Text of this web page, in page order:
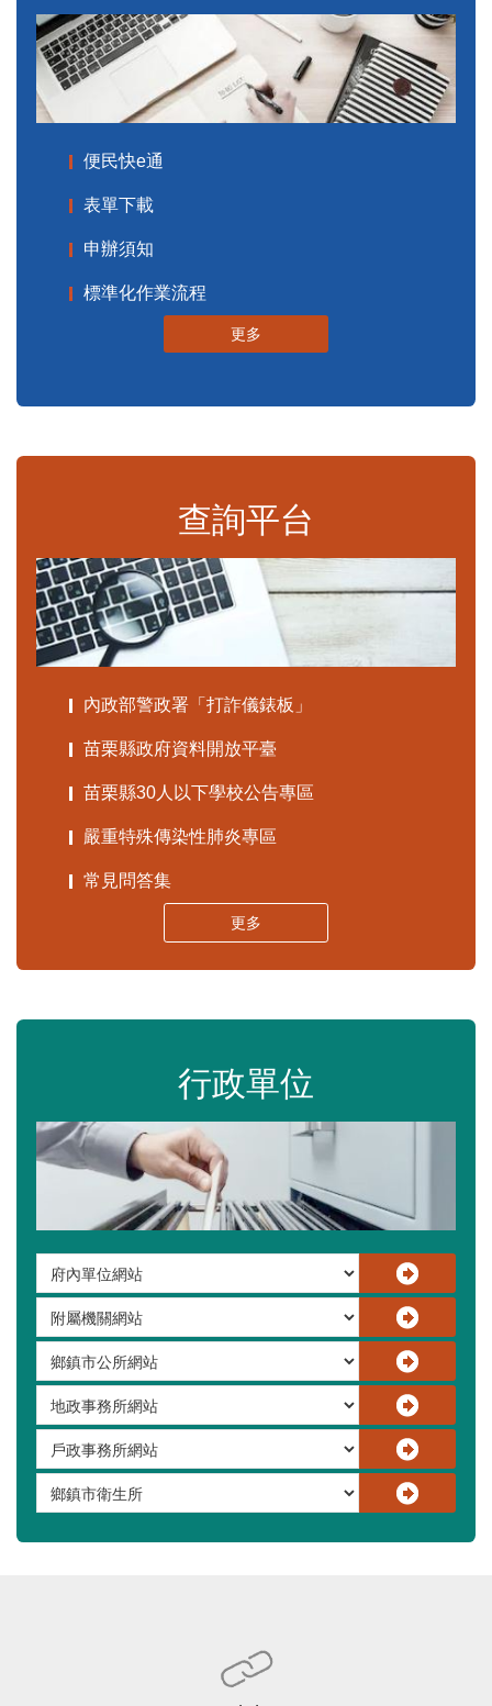
便民快e通
表單下載
申辦須知
標準化作業流程
更多
查詢平台
內政部警政署「打詐儀錶板」
苗栗縣政府資料開放平臺
苗栗縣30人以下學校公告專區
嚴重特殊傳染性肺炎專區
常見問答集
更多
行政單位